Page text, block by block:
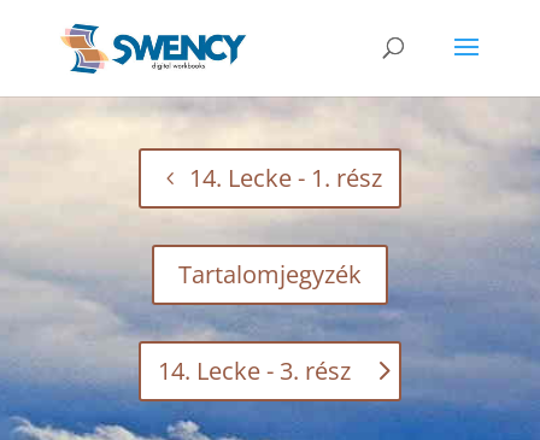
14. Lecke - 1. rész
Tartalomjegyzék
14. Lecke - 3. rész